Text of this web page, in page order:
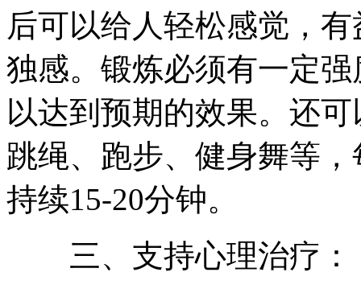
后可以给人轻松感觉，
独感。锻炼必须有一定
以达到预期的效果。还
跳绳、跑步、健身舞等
持续15-20分钟。
三、支持心理治疗：